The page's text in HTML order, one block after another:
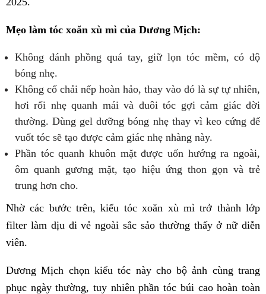
Mẹo làm tóc xoăn xù mì của Dương Mịch:
Không đánh phồng quá tay, giữ lọn tóc mềm, có độ
bóng nhẹ.
Không cố chải nếp hoàn hảo, thay vào đó là sự tự nhiên,
hơi rối nhẹ quanh mái và đuôi tóc gợi cảm giác đời
thường. Dùng gel dưỡng bóng nhẹ thay vì keo cứng để
vuốt tóc sẽ tạo được cảm giác nhẹ nhàng này.
Phần tóc quanh khuôn mặt được uốn hướng ra ngoài,
ôm quanh gương mặt, tạo hiệu ứng thon gọn và trẻ
trung hơn cho.
Nhờ các bước trên, kiểu tóc xoăn xù mì trở thành lớp
filter làm dịu đi vẻ ngoài sắc sảo thường thấy ở nữ diễn
viên.
Dương Mịch chọn kiểu tóc này cho bộ ảnh cùng trang
phục ngày thường, tuy nhiên phần tóc búi cao hoàn toàn